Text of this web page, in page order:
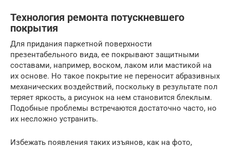
Технология ремонта потускневшего
покрытия
Для придания паркетной поверхности
презентабельного вида, ее покрывают защитными
составами, например, воском, лаком или мастикой на
их основе. Но такое покрытие не переносит абразивных
механических воздействий, поскольку в результате пол
теряет яркость, а рисунок на нем становится блеклым.
Подобные проблемы встречаются достаточно часто, но
их несложно устранить.
Избежать появления таких изъянов, как на фото,